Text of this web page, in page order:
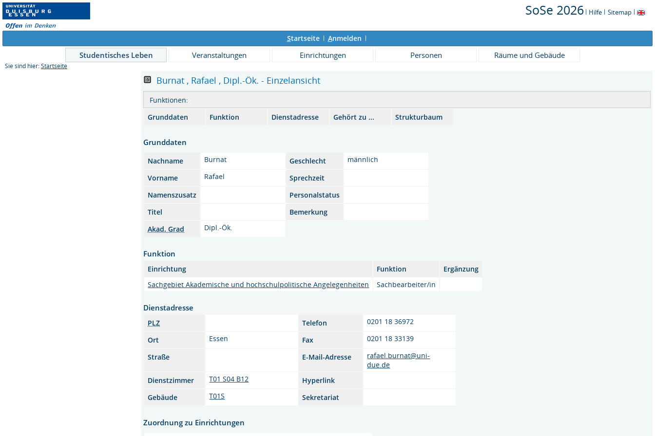
SoSe 2026 Hilfe Sitemap
Startseite Anmelden
Studentisches Leben Veranstaltungen Einrichtungen Personen Räume und Gebäude
Sie sind hier: Startseite
Burnat , Rafael , Dipl.-Ök. - Einzelansicht
Funktionen:
Grunddaten
Funktion Dienstadresse Gehört zu ... Strukturbaum
Grunddaten
Nachname Burnat Geschlecht
männlich
Vorname
Rafael
Sprechzeit
Namenszusatz
Personalstatus
Titel
Bemerkung
Akad. Grad
Dipl.-Ök.
Funktion
Einrichtung Funktion
Ergänzung
Sachgebiet Akademische und hochschulpolitische Angelegenheiten
Sachbearbeiter/in
Dienstadresse
PLZ Telefon
0201 18 36972
Ort
Essen Fax
0201 18 33139
Straße
E-Mail-Adresse
rafael.burnat@uni-
due.de
Dienstzimmer
T01 S04 B12
Hyperlink
Gebäude
T01S Sekretariat
Zuordnung zu Einrichtungen